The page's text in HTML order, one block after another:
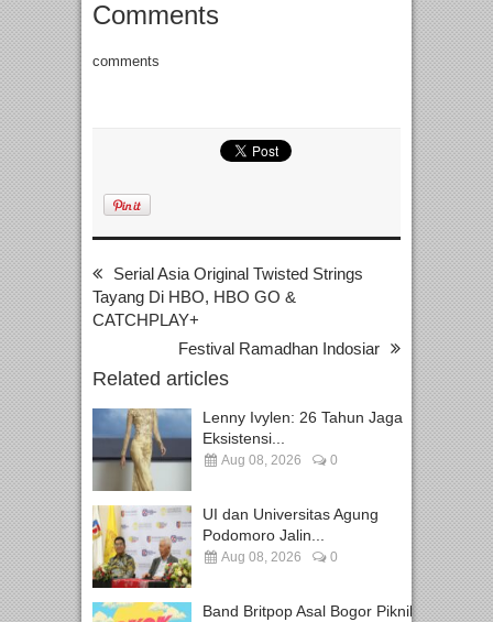
Comments
comments
Serial Asia Original Twisted Strings
Tayang Di HBO, HBO GO &
CATCHPLAY+
Festival Ramadhan Indosiar
Related articles
Lenny Ivylen: 26 Tahun Jaga
Eksistensi...
Aug 08, 2026 0
UI dan Universitas Agung
Podomoro Jalin...
Aug 08, 2026 0
Band Britpop Asal Bogor Piknik